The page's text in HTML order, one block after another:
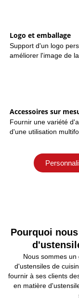
Logo et emballage
Support d'un logo
améliorer l'image de
Accessoires sur
Fournir une variété
d'une utilisation
Pourquoi
Nous sommes
d'ustensiles de
fournir à ses clients
en matière